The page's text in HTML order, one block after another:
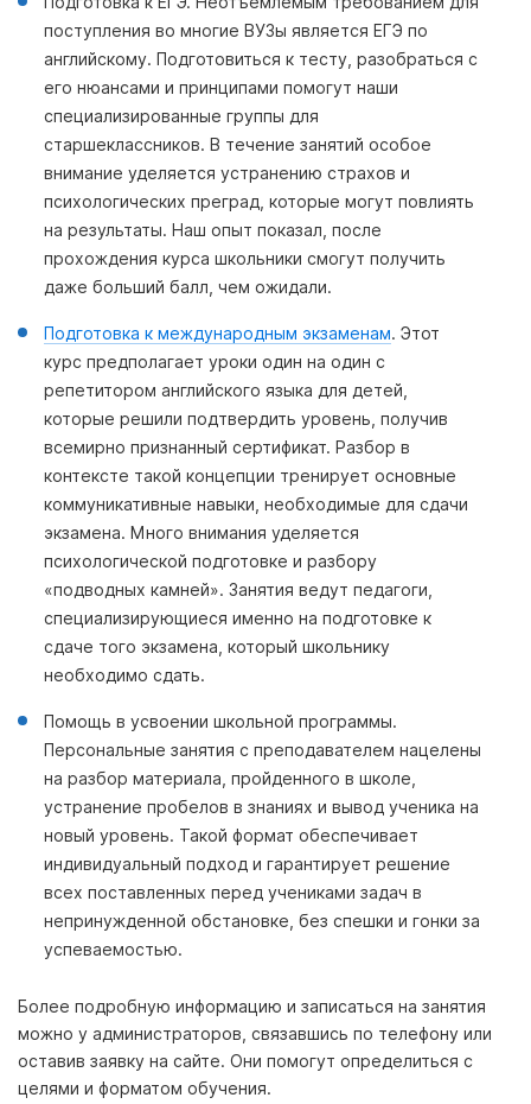
поступления во многие ВУЗы является ЕГЭ по
английскому. Подготовиться к тесту, разобраться с
его нюансами и принципами помогут наши
специализированные группы для
старшеклассников. В течение занятий особое
внимание уделяется устранению страхов и
психологических преград, которые могут повлиять
на результаты. Наш опыт показал, после
прохождения курса школьники смогут получить
даже больший балл, чем ожидали.
Подготовка к международным экзаменам. Этот
курс предполагает уроки один на один с
репетитором английского языка для детей,
которые решили подтвердить уровень, получив
всемирно признанный сертификат. Разбор в
контексте такой концепции тренирует основные
коммуникативные навыки, необходимые для сдачи
экзамена. Много внимания уделяется
психологической подготовке и разбору
«подводных камней». Занятия ведут педагоги,
специализирующиеся именно на подготовке к
сдаче того экзамена, который школьнику
необходимо сдать.
Помощь в усвоении школьной программы.
Персональные занятия с преподавателем нацелены
на разбор материала, пройденного в школе,
устранение пробелов в знаниях и вывод ученика на
новый уровень. Такой формат обеспечивает
индивидуальный подход и гарантирует решение
всех поставленных перед учениками задач в
непринужденной обстановке, без спешки и гонки за
успеваемостью.
Более подробную информацию и записаться на занятия
можно у администраторов, связавшись по телефону или
оставив заявку на сайте. Они помогут определиться с
целями и форматом обучения.